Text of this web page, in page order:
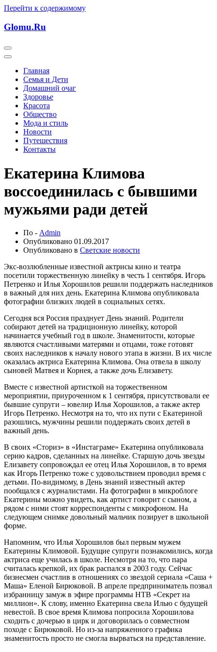
Перейти к содержимому
Glomu.Ru
Главная
Семья и Дети
Домашний очаг
Здоровье
Красота
Общество
Мода и стиль
Новости
Путешествия
Контакты
Екатерина Климова
воссоединилась с бывшими
мужьями ради детей
По - Admin
Опубликовано 01.09.2017
Опубликовано в Светские новости
Экс-возлюбленные известной актрисы кино и театра
посетили торжественную линейку в честь 1 сентября. Игорь
Петренко и Илья Хорошилов решили поддержать наследников
в важный для них день. Екатерина Климова опубликовала
фотографии близких людей в социальных сетях.
Сегодня вся Россия празднует День знаний. Родители
собирают детей на традиционную линейку, которой
начинается учебный год в школе. Знаменитости, которые
являются счастливыми матерями и отцами, тоже готовят
своих наследников к началу нового этапа в жизни. В их числе
оказалась актриса Екатерина Климова. Она отвела в школу
сыновей Матвея и Корнея, а также дочь Елизавету.
Вместе с известной артисткой на торжественном
мероприятии, приуроченном к 1 сентября, присутствовали ее
бывшие супруги – ювелир Илья Хорошилов, а также актер
Игорь Петренко. Несмотря на то, что их пути с Екатериной
разошлись, мужчины решили поддержать своих детей в
важный день.
В своих «Сториз» в «Инстаграме» Екатерина опубликовала
серию кадров, сделанных на линейке. Старшую дочь звезды
Елизавету сопровождал ее отец Илья Хорошилов, в то время
как Игорь Петренко тоже с удовольствием проводил время с
детьми. По-видимому, в День знаний известный актер
пообщался с журналистами. На фотографии в микроблоге
Екатерины можно увидеть, как артист говорит с сыном, а
рядом с ними стоят корреспонденты с микрофоном. На
следующем снимке довольный мальчик позирует в школьной
форме.
Напомним, что Илья Хорошилов был первым мужем
Екатерины Климовой. Будущие супруги познакомились, когда
актриса еще училась в школе. Несмотря на то, что пара
считалась крепкой, их брак распался в 2003 году. Сейчас
бизнесмен счастлив в отношениях со звездой сериала «Саша +
Маша» Еленой Бирюковой. В апреле предприниматель позвал
избранницу замуж в эфире программы НТВ «Секрет на
миллион». К слову, именно Екатерина свела Илью с будущей
невестой. В свое время Климова попросила Хорошилова
сходить с дочерью в цирк и договорилась о совместном
походе с Бирюковой. Но из-за напряженного графика
знаменитость просто не смогла вырваться на представление.